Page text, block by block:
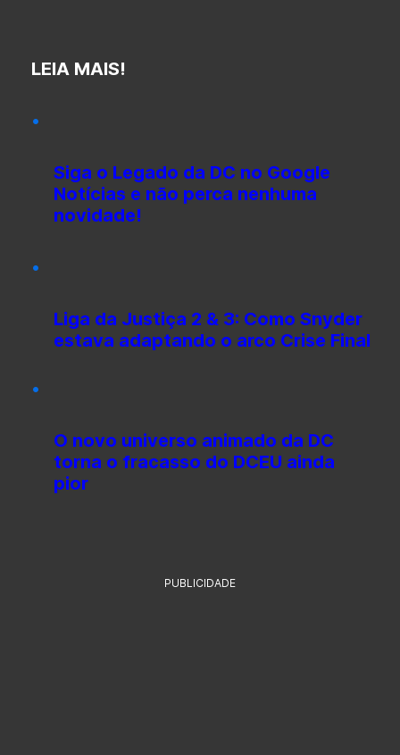
LEIA MAIS!
Siga o Legado da DC no Google
Notícias e não perca nenhuma
novidade!
Liga da Justiça 2 & 3: Como Snyder
estava adaptando o arco Crise Final
O novo universo animado da DC
torna o fracasso do DCEU ainda
pior
PUBLICIDADE